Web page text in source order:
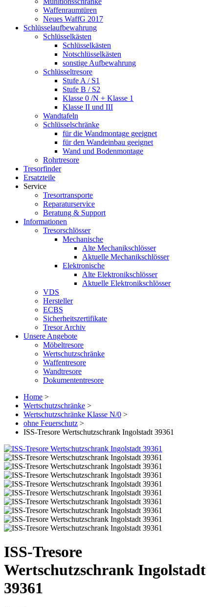
Waffenraumtüren
Neues WaffG 2017
Schlüsselaufbewahrung
Schlüsselkästen
Schlüsselkästen
Notschlüsselkästen
sonstige Aufbewahrung
Schlüsseltresore
Stufe A / S1
Stufe B / S2
Klasse 0 /N + Klasse 1
Klasse II und III
Wandtafeln
Schlüsselschränke
für die Wandmontage geeignet
für den Wandeinbau geeignet
Wand und Bodenmontage
Rohrtresore
Tresorfinder
Ersatzteile
Service
Tresortransporte
Reparaturservice
Beratung & Support
Informationen
Tresorschlösser
Mechanische
Alte Mechanikschlösser
Aktuelle Mechanikschlösser
Elektronische
Alte Elektronikschlösser
Aktuelle Elektronikschlösser
VDS
Hersteller
ECBS
Sicherheitszertifikate
Tresor Archiv
Unsere Angebote
Möbeltresore
Wertschutzschränke
Waffentresore
Wandtresore
Dokumententresore
Home >
Wertschutzschränke >
Wertschutzschränke Klasse N/0 >
ohne Feuerschutz >
ISS-Tresore Wertschutzschrank Ingolstadt 39361
ISS-Tresore
Wertschutzschrank Ingolstadt
39361